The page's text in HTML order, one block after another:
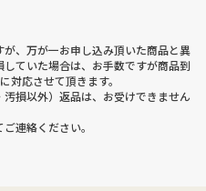
、万が一お申し込み頂いた商品と異
ていた場合は、お手数ですが商品到
対応させて頂きます。
損以外）返品は、お受けできません
連絡ください。